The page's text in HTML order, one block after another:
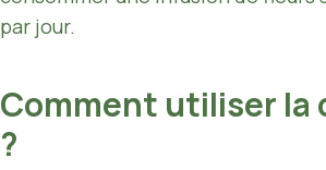
par jour.
Comment utiliser la
?